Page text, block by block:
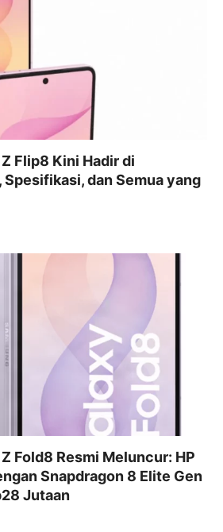
Flip8 Kini Hadir di
Spesifikasi, dan Semua yang
Fold8 Resmi Meluncur: HP
Snapdragon 8 Elite Gen
Jutaan